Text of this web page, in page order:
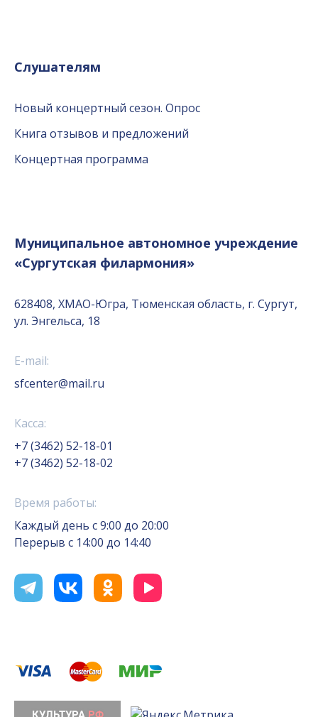
Слушателям
Новый концертный сезон. Опрос
Книга отзывов и предложений
Концертная программа
Муниципальное автономное учреждение
«Сургутская филармония»
628408, ХМАО-Югра, Тюменская область, г. Сургут,
ул. Энгельса, 18
E-mail:
sfcenter@mail.ru
Касса:
+7 (3462) 52-18-01
+7 (3462) 52-18-02
Время работы:
Каждый день с 9:00 до 20:00
Перерыв с 14:00 до 14:40